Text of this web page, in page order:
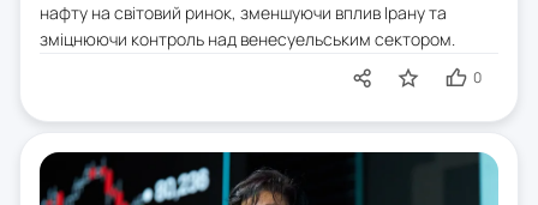
нафту на світовий ринок, зменшуючи вплив Ірану та
зміцнюючи контроль над венесуельським сектором.
0